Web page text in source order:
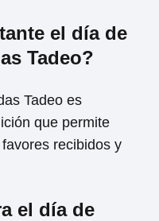
el día de
Tadeo?
Tadeo es
que permite
recibidos y
el día de